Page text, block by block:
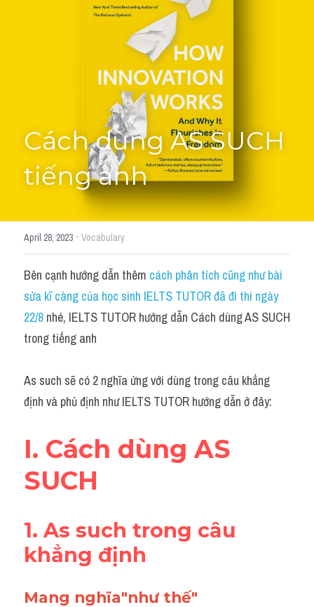
Cách dùng AS SUCH
tiếng anh
April 28, 2023 · Vocabulary
Bên cạnh hướng dẫn thêm cách phân tích cũng như bài
sửa kĩ càng của học sinh IELTS TUTOR đã đi thi ngày
22/8 nhé, IELTS TUTOR hướng dẫn Cách dùng AS SUCH
trong tiếng anh
As such sẽ có 2 nghĩa ứng với dùng trong câu khẳng
định và phủ định như IELTS TUTOR hướng dẫn ở đây:
I. Cách dùng AS
SUCH
1. As such trong câu
khẳng định
Mang nghĩa"như thế"